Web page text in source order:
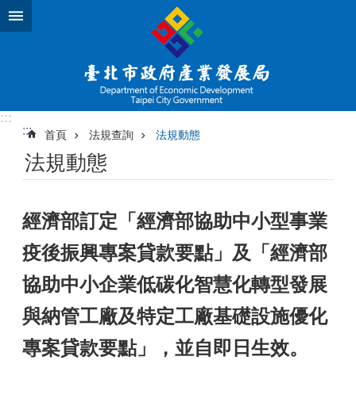
跳到主要內容區塊
:::
:::
首頁 法規查詢 法規動態
法規動態
經濟部訂定「經濟部協助中小型事業
疫後振興專案貸款要點」及「經濟部
協助中小企業低碳化智慧化轉型發展
與納管工廠及特定工廠基礎設施優化
專案貸款要點」，並自即日生效。